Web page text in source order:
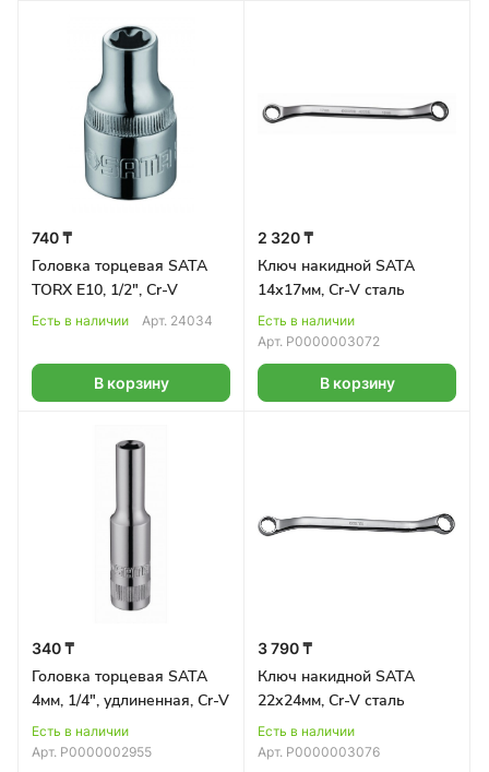
740 ₸
Головка торцевая SATA
TORX E10, 1/2", Cr-V
Есть в наличии Арт. 24034
В корзину
2 320 ₸
Ключ накидной SATA
14х17мм, Cr-V сталь
Есть в наличии
Арт. Р0000003072
В корзину
340 ₸
Головка торцевая SATA
4мм, 1/4", удлиненная, Cr-V
Есть в наличии
Арт. Р0000002955
3 790 ₸
Ключ накидной SATA
22х24мм, Cr-V сталь
Есть в наличии
Арт. Р0000003076